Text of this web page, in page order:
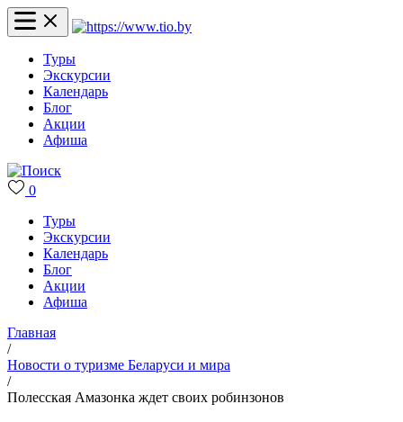
Туры
Экскурсии
Календарь
Блог
Акции
Афиша
0
Туры
Экскурсии
Календарь
Блог
Акции
Афиша
Главная
/
Новости о туризме Беларуси и мира
/
Полесская Амазонка ждет своих робинзонов